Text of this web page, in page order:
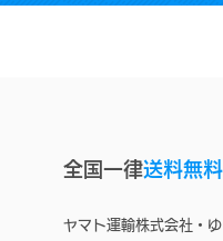
全国一律送料無料
ヤマト運輸株式会社・